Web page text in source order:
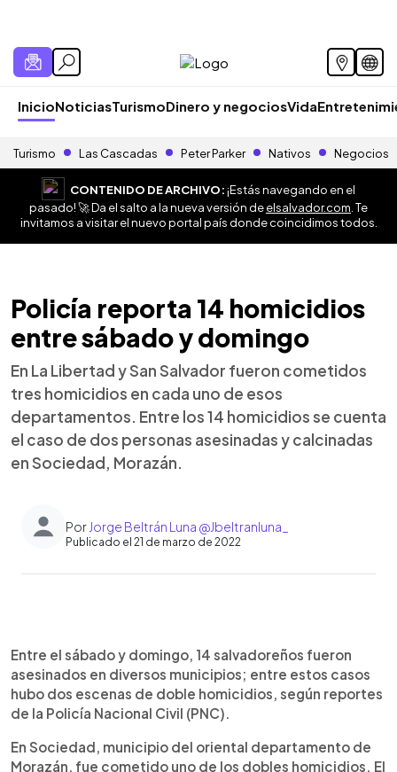
InicioNoticiasTurismoDinero y negociosVida
Turismo Las Cascadas Peter Parker Nativos Negocios
CONTENIDO DE ARCHIVO:¡Estás navegando en el
pasado! 🚀 Da el salto a la nueva versión deelsalvador.com . Te
invitamos a visitar el nuevo portal país donde coincidimos todos.
Policía reporta 14 homicidios
entre sábado y domingo
En La Libertad y San Salvador fueron cometidos
tres homicidios en cada uno de esos
departamentos. Entre los 14 homicidios se cuenta
el caso de dos personas asesinadas y calcinadas
en Sociedad, Morazán.
Por Jorge Beltrán Luna @Jbeltranluna_
Publicado el 21 de marzo de 2022
► Escuchar artículo
Entre el sábado y domingo, 14 salvadoreños fueron
asesinados en diversos municipios; entre estos casos
hubo dos escenas de doble homicidios, según reportes
de la Policía Nacional Civil (PNC).
En Sociedad, municipio del oriental departamento de
Morazán, fue cometido uno de los dobles homicidios. El